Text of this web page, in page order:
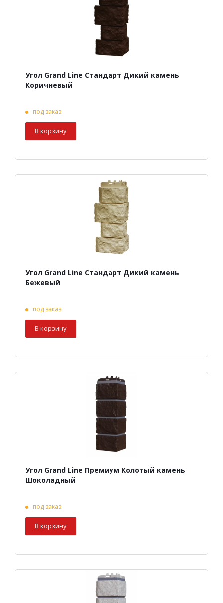
Угол Grand Line Стандарт Дикий камень
Коричневый
под заказ
В корзину
Угол Grand Line Стандарт Дикий камень
Бежевый
под заказ
В корзину
Угол Grand Line Премиум Колотый камень
Шоколадный
под заказ
В корзину